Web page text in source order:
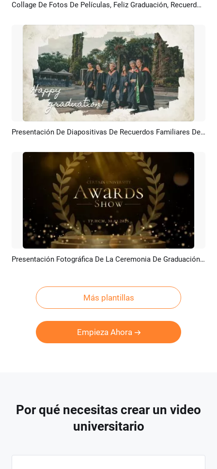
Previsualizar Crear IA Collage De Fotos De Películas, Feliz Graduación, Recuerdos Universitarios, Presentación De Diapositivas
Previsualizar Crear IA Presentación De Diapositivas De Recuerdos Familiares De Graduados Universitarios
Previsualizar Crear IA Presentación Fotográfica De La Ceremonia De Graduación De La Universidad De Golden Particulate
Más plantillas
Empieza Ahora
Por qué necesitas crear un video
universitario